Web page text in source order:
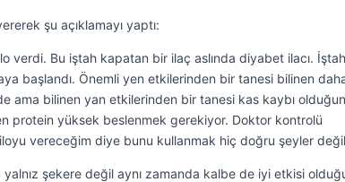
şu açıklamayı yaptı:
verdi. Bu iştah kapatan bir ilaç aslında diyabet ilacı.
başlandı. Önemli yen etkilerinden bir tanesi bilinen
ama bilinen yan etkilerinden bir tanesi kas kaybı
protein yüksek beslenmek gerekiyor. Doktor kontrolü
vereceğim diye bunu kullanmak hiç doğru şeyler
şekere değil aynı zamanda kalbe de iyi etkisi